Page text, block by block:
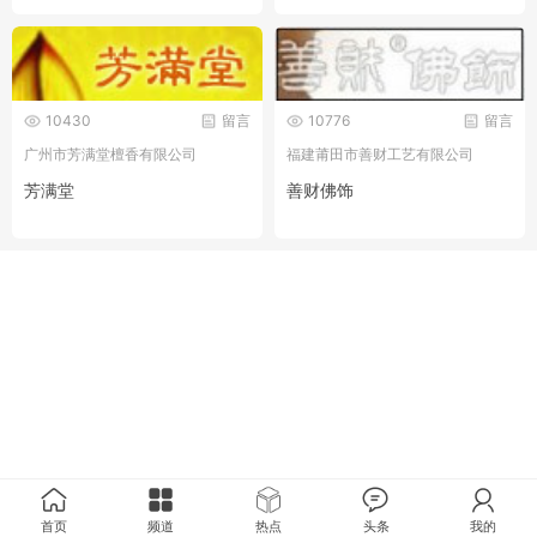
留言
10430
广州市芳满堂檀香有限公司
芳满堂
留言
10776
福建莆田市善财工艺有限公司
善财佛饰
首页 频道 热点 头条 我的